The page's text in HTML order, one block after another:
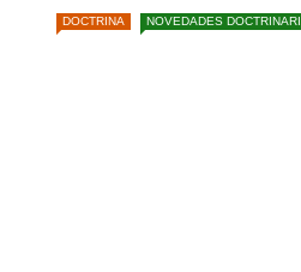
DOCTRINA NOVEDADES